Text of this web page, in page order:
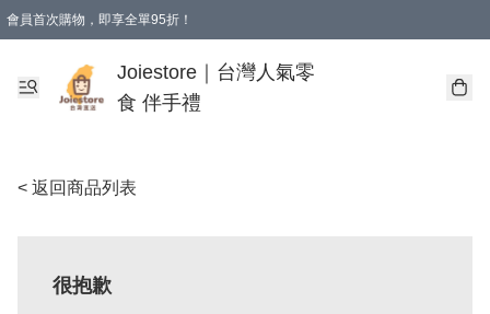
會員首次購物，即享全單95折！
購物滿 HKD 350.00即享免運費優惠！（適用於 本地送貨、本地取貨 )
Joiestore｜台灣人氣零
食 伴手禮
< 返回商品列表
很抱歉